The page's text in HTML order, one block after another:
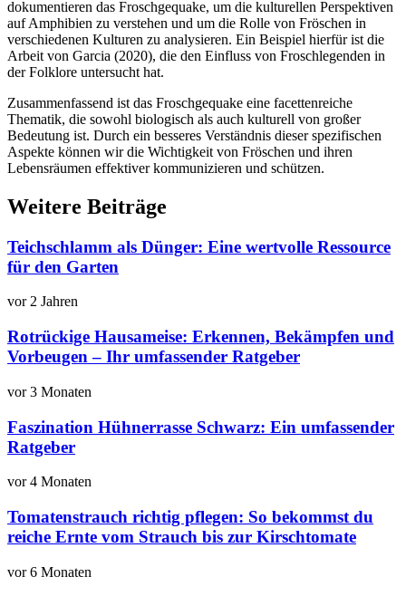
dokumentieren das Froschgequake, um die kulturellen Perspektiven
auf Amphibien zu verstehen und um die Rolle von Fröschen in
verschiedenen Kulturen zu analysieren. Ein Beispiel hierfür ist die
Arbeit von Garcia (2020), die den Einfluss von Froschlegenden in
der Folklore untersucht hat.
Zusammenfassend ist das Froschgequake eine facettenreiche
Thematik, die sowohl biologisch als auch kulturell von großer
Bedeutung ist. Durch ein besseres Verständnis dieser spezifischen
Aspekte können wir die Wichtigkeit von Fröschen und ihren
Lebensräumen effektiver kommunizieren und schützen.
Weitere Beiträge
Teichschlamm als Dünger: Eine wertvolle Ressource
für den Garten
vor 2 Jahren
Rotrückige Hausameise: Erkennen, Bekämpfen und
Vorbeugen – Ihr umfassender Ratgeber
vor 3 Monaten
Faszination Hühnerrasse Schwarz: Ein umfassender
Ratgeber
vor 4 Monaten
Tomatenstrauch richtig pflegen: So bekommst du
reiche Ernte vom Strauch bis zur Kirschtomate
vor 6 Monaten